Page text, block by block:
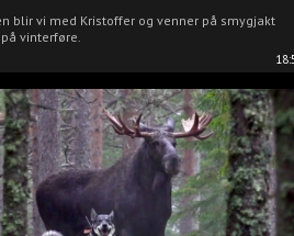
blir vi med Kristoffer og venner på smygjakt
vinterføre.